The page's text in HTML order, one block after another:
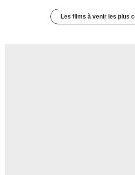
Les films à venir les plus